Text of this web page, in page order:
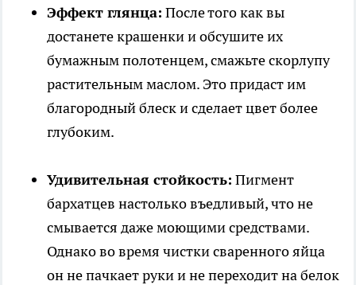
Эффект глянца: После того как вы
достанете крашенки и обсушите их
бумажным полотенцем, смажьте скорлупу
растительным маслом. Это придаст им
благородный блеск и сделает цвет более
глубоким.
Удивительная стойкость: Пигмент
бархатцев настолько въедливый, что не
смывается даже моющими средствами.
Однако во время чистки сваренного яйца
он не пачкает руки и не переходит на белок